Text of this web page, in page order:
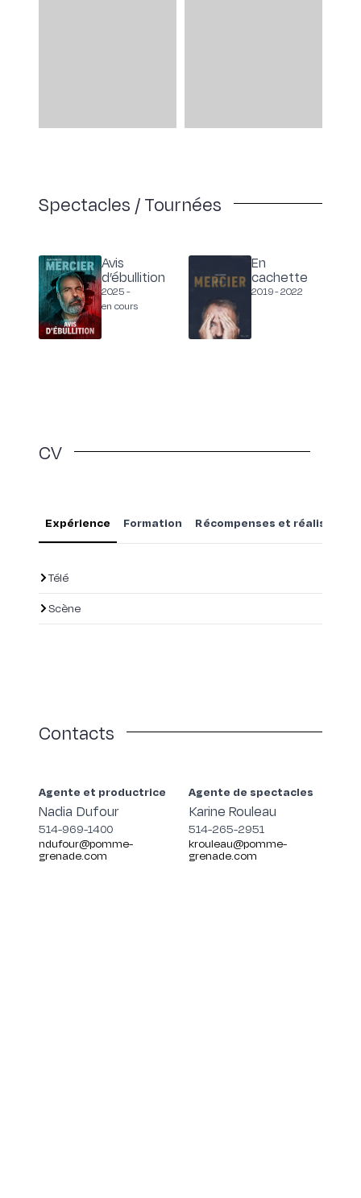
Spectacles / Tournées
Avis
d’ébullition
2025 -
en cours
En
cachette
2019 -2022
CV
Expérience Formation Récompenses et
Télé
Scène
Contacts
Agente et productrice
Nadia Dufour
514-969-1400
ndufour@pomme-
grenade.com
Agente de spectacles
Karine Rouleau
514-265-2951
krouleau@pomme-
grenade.com